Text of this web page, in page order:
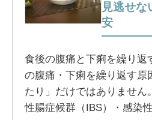
見逃せな
安
食後の腹痛と下痢を繰り返
の腹痛・下痢を繰り返す原
たり」だけではありません
性腸症候群（IBS）・感染